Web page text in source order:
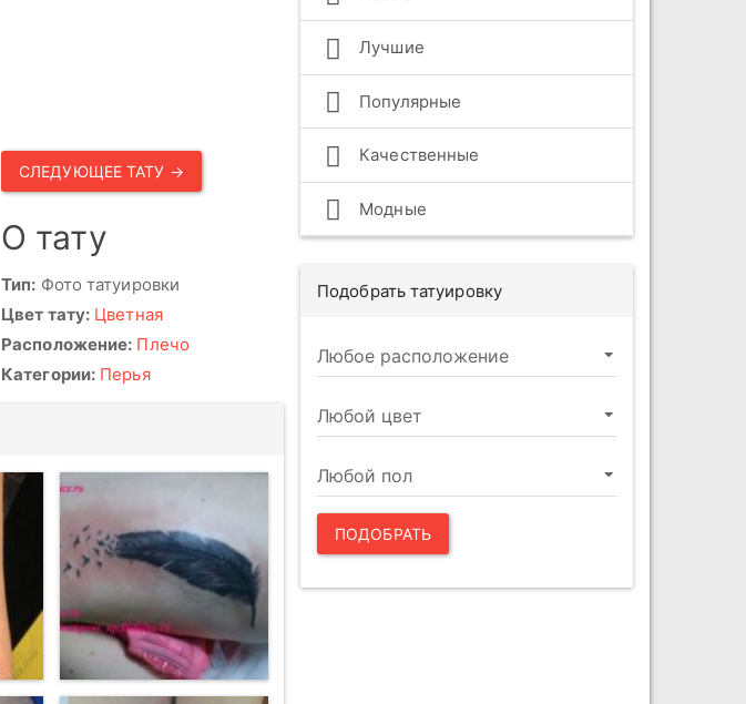
СЛЕДУЮЩЕЕ ТАТУ →
О тату
Тип: Фото татуировки
Цвет тату: Цветная
Расположение: Плечо
Категории: Перья
Лучшие
Популярные
Качественные
Модные
Подобрать татуировку
ПОДОБРАТЬ